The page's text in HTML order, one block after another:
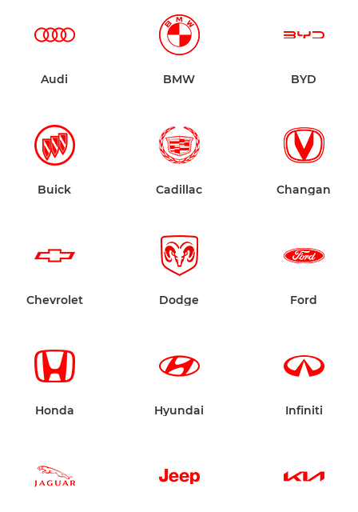
Audi BMW BYD
Buick Cadillac Changan
Chevrolet Dodge Ford
Honda Hyundai Infiniti